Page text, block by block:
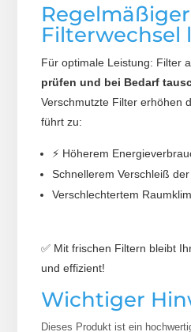
Regelmäßiger
Filterwechsel
Für optimale Leistung: Filter
prüfen und bei Bedarf
Verschmutzte Filter erhöhen
führt zu:
⚡ Höherem
Schnellerem Verschleiß
Verschlechtertem
✅ Mit frischen Filtern bleibt
und effizient!
Wichtiger
Dieses Produkt ist ein